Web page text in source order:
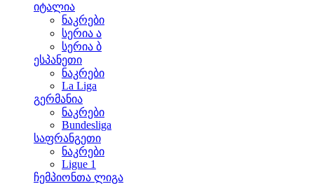
იტალია
ნაკრები
სერია ა
სერია ბ
ესპანეთი
ნაკრები
La Liga
გერმანია
ნაკრები
Bundesliga
საფრანგეთი
ნაკრები
Ligue 1
ჩემპიონთა ლიგა